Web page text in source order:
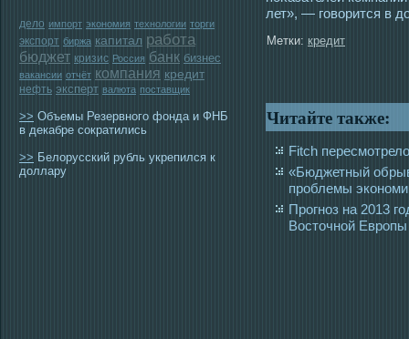
дело импорт экономия технологии торги
экспорт биржа капитал работа
бюджет кризис Россия банк бизнес
вакансии отчёт компания кредит
нефть эксперт валюта поставщик
>> Объемы Резервного фонда и ФНБ
в декабре сократились
>> Белорусский рубль укрепился к
доллару
лет», — гοворится в
Метки: кредит
Читайте также:
Fitch
«Бюджетный
проблемы
Прогноз на 2013
Восточной